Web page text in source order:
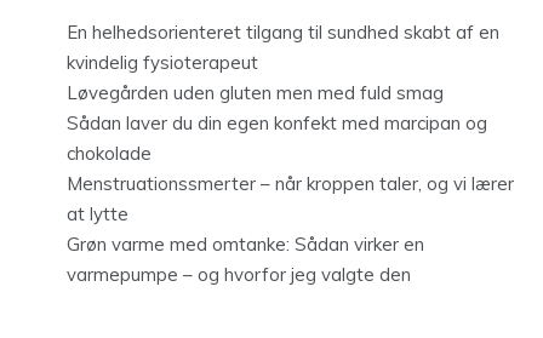
En helhedsorienteret tilgang til sundhed skabt af en
kvindelig fysioterapeut
Løvegården uden gluten men med fuld smag
Sådan laver du din egen konfekt med marcipan og
chokolade
Menstruationssmerter – når kroppen taler, og vi lærer
at lytte
Grøn varme med omtanke: Sådan virker en
varmepumpe – og hvorfor jeg valgte den